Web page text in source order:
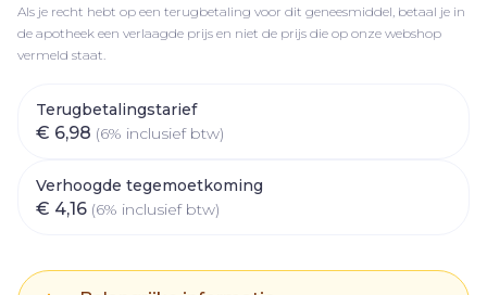
Als je recht hebt op een terugbetaling voor dit geneesmiddel, betaal je in
de apotheek een verlaagde prijs en niet de prijs die op onze webshop
vermeld staat.
Terugbetalingstarief
€ 6,98 (6% inclusief btw)
Verhoogde tegemoetkoming
€ 4,16 (6% inclusief btw)